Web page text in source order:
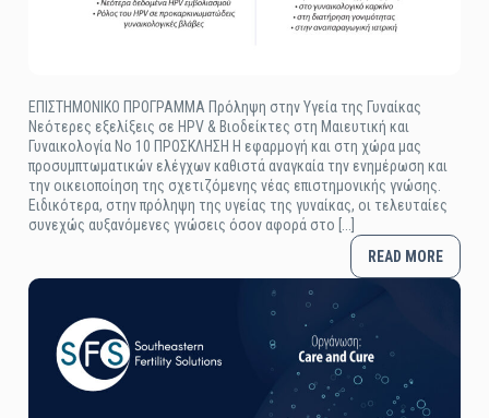
ΕΠΙΣΤΗΜΟΝΙΚΟ ΠΡΟΓΡΑΜΜΑ Πρόληψη στην Υγεία της Γυναίκας
Νεότερες εξελίξεις σε HPV & Βιοδείκτες στη Μαιευτική και
Γυναικολογία Νο 10 ΠΡΟΣΚΛΗΣΗ Η εφαρμογή και στη χώρα μας
προσυμπτωματικών ελέγχων καθιστά αναγκαία την ενημέρωση και
την οικειοποίηση της σχετιζόμενης νέας επιστημονικής γνώσης.
Ειδικότερα, στην πρόληψη της υγείας της γυναίκας, οι τελευταίες
συνεχώς αυξανόμενες γνώσεις όσον αφορά στο [...]
READ MORE